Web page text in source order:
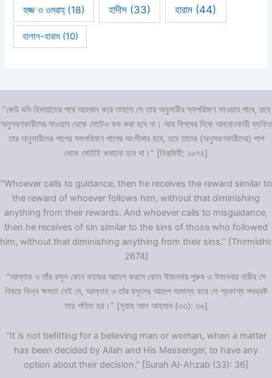
হজ্জ ও ওমরাহ্‌(18) হাদীস(33) হারাম (44)
হালাল-হারাম(10)
“কেউ যদি হিদায়াতের পথে আহবান করে তাহলে সে তার অনুসারীর সমপরিমাণ সাওয়াব পাবে, তবে
অনুসরণকারীদের সাওয়াব থেকে মোটেও কম করা হবে না। আর বিপথের দিকে আহবানকারী ব্যক্তি
তার অনুসারীদের পাপের সমপরিমাণ পাপের অংশীদার হবে, তবে তাদের (অনুসরণকারীদের) পাপ
থেকে মোটেই কমানো হবে না।” [তিরমিযী: ২৬৭৪]
“Whoever calls to guidance, then he receives the reward similar to
the reward of whoever follows him, without that diminishing
anything from their rewards. And whoever calls to misguidance,
then he receives of sin similar to the sins of those who followed
him, without that diminishing anything from their sins.” [Thirmidhi:
2674]
“আল্লাহ ও তাঁর রসূল কোন কাজের আদেশ করলে কোন ঈমানদার পুরুষ ও ঈমানদার নারীর সে
বিষয়ে ভিন্ন ক্ষমতা নেই যে, আল্লাহ ও তাঁর রসূলের আদেশ অমান্য করে সে প্রকাশ্য পথভ্রষ্ট
তায় পতিত হয়।” [সূরাহ আল আহযাব (৩৩): ৩৬]
“It is not befitting for a believing man or woman, when a matter
has been decided by Allah and His Messenger, to have any
option about their decision.” [Surah Al-Ahzab (33): 36]